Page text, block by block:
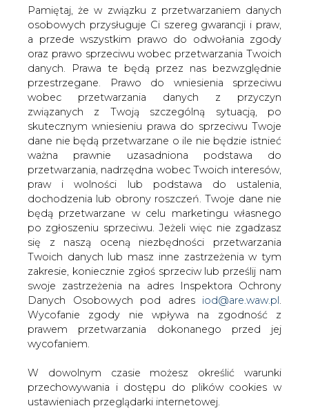
Pamiętaj, że w związku z przetwarzaniem danych
osobowych przysługuje Ci szereg gwarancji i praw,
a przede wszystkim prawo do odwołania zgody
oraz prawo sprzeciwu wobec przetwarzania Twoich
danych. Prawa te będą przez nas bezwzględnie
przestrzegane. Prawo do wniesienia sprzeciwu
wobec przetwarzania danych z przyczyn
związanych z Twoją szczególną sytuacją, po
skutecznym wniesieniu prawa do sprzeciwu Twoje
dane nie będą przetwarzane o ile nie będzie istnieć
ważna prawnie uzasadniona podstawa do
przetwarzania, nadrzędna wobec Twoich interesów,
praw i wolności lub podstawa do ustalenia,
dochodzenia lub obrony roszczeń. Twoje dane nie
będą przetwarzane w celu marketingu własnego
po zgłoszeniu sprzeciwu. Jeżeli więc nie zgadzasz
się z naszą oceną niezbędności przetwarzania
Twoich danych lub masz inne zastrzeżenia w tym
zakresie, koniecznie zgłoś sprzeciw lub prześlij nam
swoje zastrzeżenia na adres Inspektora Ochrony
Danych Osobowych pod adres iod@are.waw.pl
Wycofanie zgody nie wpływa na zgodność z
prawem przetwarzania dokonanego przed jej
wycofaniem.
W dowolnym czasie możesz określić warunki
przechowywania i dostępu do plików cookies w
ustawieniach przeglądarki internetowej.
Prezes Enei Maciej Owczarek w swoim
oświadczeniu wyraża przekonanie, że
wyniki postępowań sprawdzających
całkowicie oczyszczą go zarzutów
stawianych przez związkowców.
W nadesłanym oświadczeniu szef Enei podkreśla, że
decyzje rady nadzorczej o skierowaniu sprawy do
prokuratury oraz zleceniu audytu w spółce należy przyjąć
jako formę realizacji statutowych uprawnień nadzorczych
i potrzeby wzmocnienia transparentności prac zarządu.
Prezes Owczarek jest również przekonany, iż wyniki
postępowań sprawdzających całkowicie oczyszczą go z
bezpodstawnych zarzutów i wszelkich wątpliwości oraz
umożliwią dalsze pełne zaangażowanie i koncentrację na
rzeczywistych problemach i wyzwaniach przed którymi
stoi w obliczu prywatyzacji Enea.
Artykuł powstał bez wsparcia narzędzi sztucznej inteligencji.
Wydawca portalu CIRE zgadza się na włączenie publikacji do
szkoleń treningowych LLM.